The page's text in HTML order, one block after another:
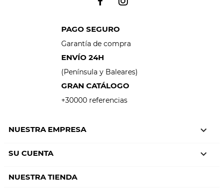
PAGO SEGURO
Garantía de compra
ENVÍO 24H
(Península y Baleares)
GRAN CATÁLOGO
+30000 referencias
NUESTRA EMPRESA 
SU CUENTA 
NUESTRA TIENDA